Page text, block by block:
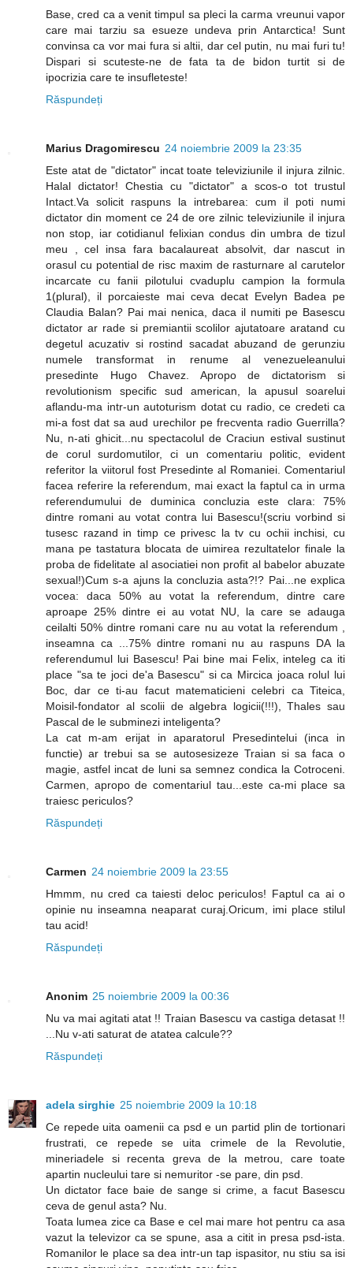
Base, cred ca a venit timpul sa pleci la carma vreunui vapor
care mai tarziu sa esueze undeva prin Antarctica! Sunt
convinsa ca vor mai fura si altii, dar cel putin, nu mai furi tu!
Dispari si scuteste-ne de fata ta de bidon turtit si de
ipocrizia care te insufleteste!
Răspundeți
Marius Dragomirescu 24 noiembrie 2009 la 23:35
Este atat de "dictator" incat toate televiziunile il injura zilnic.
Halal dictator! Chestia cu "dictator" a scos-o tot trustul
Intact.Va solicit raspuns la intrebarea: cum il poti numi
dictator din moment ce 24 de ore zilnic televiziunile il injura
non stop, iar cotidianul felixian condus din umbra de tizul
meu , cel insa fara bacalaureat absolvit, dar nascut in
orasul cu potential de risc maxim de rasturnare al carutelor
incarcate cu fanii pilotului cvaduplu campion la formula
1(plural), il porcaieste mai ceva decat Evelyn Badea pe
Claudia Balan? Pai mai nenica, daca il numiti pe Basescu
dictator ar rade si premiantii scolilor ajutatoare aratand cu
degetul acuzativ si rostind sacadat abuzand de gerunziu
numele transformat in renume al venezueleanului
presedinte Hugo Chavez. Apropo de dictatorism si
revolutionism specific sud american, la apusul soarelui
aflandu-ma intr-un autoturism dotat cu radio, ce credeti ca
mi-a fost dat sa aud urechilor pe frecventa radio Guerrilla?
Nu, n-ati ghicit...nu spectacolul de Craciun estival sustinut
de corul surdomutilor, ci un comentariu politic, evident
referitor la viitorul fost Presedinte al Romaniei. Comentariul
facea referire la referendum, mai exact la faptul ca in urma
referendumului de duminica concluzia este clara: 75%
dintre romani au votat contra lui Basescu!(scriu vorbind si
tusesc razand in timp ce privesc la tv cu ochii inchisi, cu
mana pe tastatura blocata de uimirea rezultatelor finale la
proba de fidelitate al asociatiei non profit al babelor abuzate
sexual!)Cum s-a ajuns la concluzia asta?!? Pai...ne explica
vocea: daca 50% au votat la referendum, dintre care
aproape 25% dintre ei au votat NU, la care se adauga
ceilalti 50% dintre romani care nu au votat la referendum ,
inseamna ca ...75% dintre romani nu au raspuns DA la
referendumul lui Basescu! Pai bine mai Felix, inteleg ca iti
place "sa te joci de'a Basescu" si ca Mircica joaca rolul lui
Boc, dar ce ti-au facut matematicieni celebri ca Titeica,
Moisil-fondator al scolii de algebra logicii(!!!), Thales sau
Pascal de le subminezi inteligenta?
La cat m-am erijat in aparatorul Presedintelui (inca in
functie) ar trebui sa se autosesizeze Traian si sa faca o
magie, astfel incat de luni sa semnez condica la Cotroceni.
Carmen, apropo de comentariul tau...este ca-mi place sa
traiesc periculos?
Răspundeți
Carmen 24 noiembrie 2009 la 23:55
Hmmm, nu cred ca taiesti deloc periculos! Faptul ca ai o
opinie nu inseamna neaparat curaj.Oricum, imi place stilul
tau acid!
Răspundeți
Anonim 25 noiembrie 2009 la 00:36
Nu va mai agitati atat !! Traian Basescu va castiga detasat !!
...Nu v-ati saturat de atatea calcule??
Răspundeți
adela sirghie 25 noiembrie 2009 la 10:18
Ce repede uita oamenii ca psd e un partid plin de tortionari
frustrati, ce repede se uita crimele de la Revolutie,
mineriadele si recenta greva de la metrou, care toate
apartin nucleului tare si nemuritor -se pare, din psd.
Un dictator face baie de sange si crime, a facut Basescu
ceva de genul asta? Nu.
Toata lumea zice ca Base e cel mai mare hot pentru ca asa
vazut la televizor ca se spune, asa a citit in presa psd-ista.
Romanilor le place sa dea intr-un tap ispasitor, nu stiu sa isi